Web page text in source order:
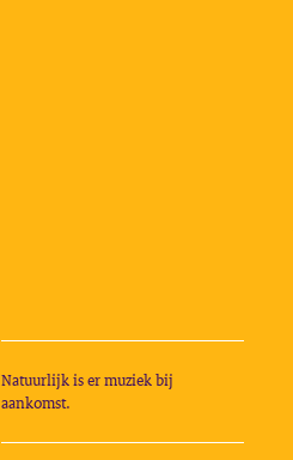
Natuurlijk is er muziek bij
aankomst.